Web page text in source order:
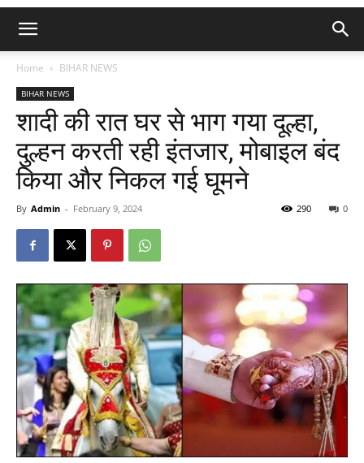
Home BIHAR NEWS
BIHAR NEWS
शादी की रात घर से भाग गया दूल्हा,
दुल्हन करती रही इंतजार, मोबाइल बंद
किया और निकल गई घूमने
By Admin - February 9, 2024 0
290